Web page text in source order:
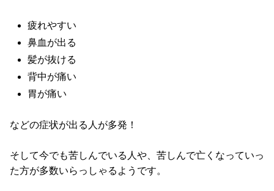
疲れやすい
鼻血が出る
髪が抜ける
背中が痛い
胃が痛い
などの症状が出る人が多発！
そして今でも苦しんでいる人や、苦しんで亡くなっていっ
た方が多数いらっしゃるようです。